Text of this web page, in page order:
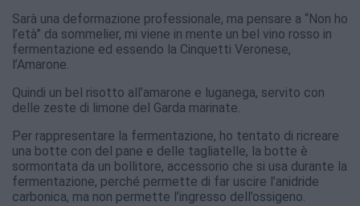
Sarà una deformazione professionale, ma pensare a “Non ho
l’età” da sommelier, mi viene in mente un bel vino rosso in
fermentazione ed essendo la Cinquetti Veronese,
l’Amarone.
Quindi un bel risotto all’amarone e luganega, servito con
delle zeste di limone del Garda marinate.
Per rappresentare la fermentazione, ho tentato di ricreare
una botte con del pane e delle tagliatelle, la botte è
sormontata da un bollitore, accessorio che si usa durante la
fermentazione, perché permette di far uscire l’anidride
carbonica, ma non permette l’ingresso dell’ossigeno.